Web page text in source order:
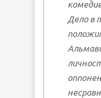
Дело в